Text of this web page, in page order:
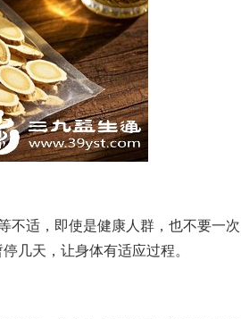
适，即使是健康人群，也不要一次
几天，让身体有适应过程。